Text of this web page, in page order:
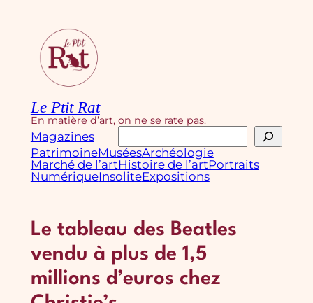
contenu
Le Ptit Rat
En matière d’art, on ne se rate pas.
Magazines
Rechercher
PatrimoineMuséesArchéologie
Marché de l’artHistoire de l’artPortraits
NumériqueInsoliteExpositions
Le tableau des Beatles
vendu à plus de 1,5
millions d’euros chez